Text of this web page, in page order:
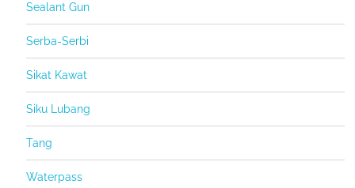
Sealant Gun
Serba-Serbi
Sikat Kawat
Siku Lubang
Tang
Waterpass